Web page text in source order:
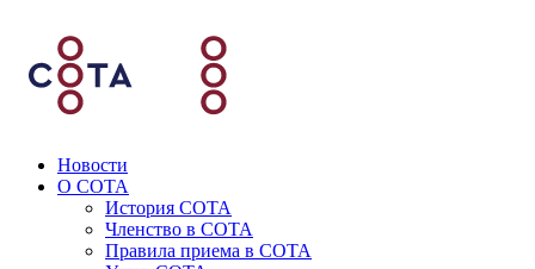
Новости
О СОТА
История СОТА
Членство в СОТА
Правила приема в СОТА